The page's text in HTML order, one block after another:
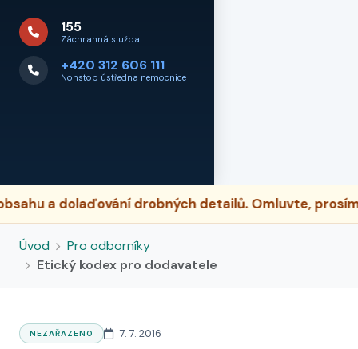
155
Záchranná služba
+420 312 606 111
Nonstop ústředna nemocnice
a dolaďování drobných detailů. Omluvte, prosím,
Úvod
Pro odborníky
Etický kodex pro dodavatele
NEZAŘAZENO 7. 7. 2016